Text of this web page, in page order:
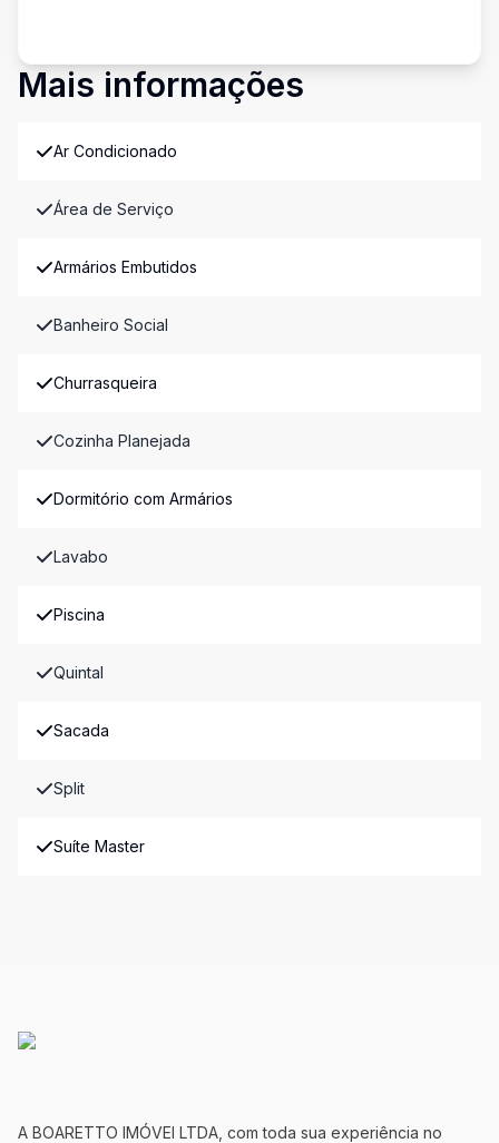
Mais informações
Ar Condicionado
Área de Serviço
Armários Embutidos
Banheiro Social
Churrasqueira
Cozinha Planejada
Dormitório com Armários
Lavabo
Piscina
Quintal
Sacada
Split
Suíte Master
A BOARETTO IMÓVEI LTDA, com toda sua experiência no